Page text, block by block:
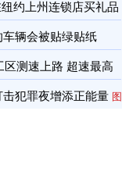
约上州连锁店买礼品
辆会被贴绿贴纸
测速上路 超速最高
犯罪夜增添正能量 图